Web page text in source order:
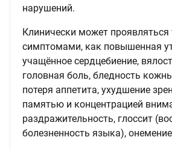
нарушений.
Клинически может проявляться
симптомами, как повышенная
учащённое сердцебиение,
головная боль, бледность
потеря аппетита, ухудшение
памятью и концентрацией
раздражительность, глоссит
болезненность языка),